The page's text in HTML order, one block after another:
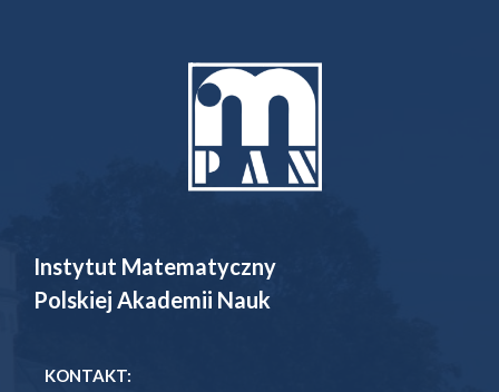
Instytut Matematyczny
Polskiej Akademii Nauk
KONTAKT: